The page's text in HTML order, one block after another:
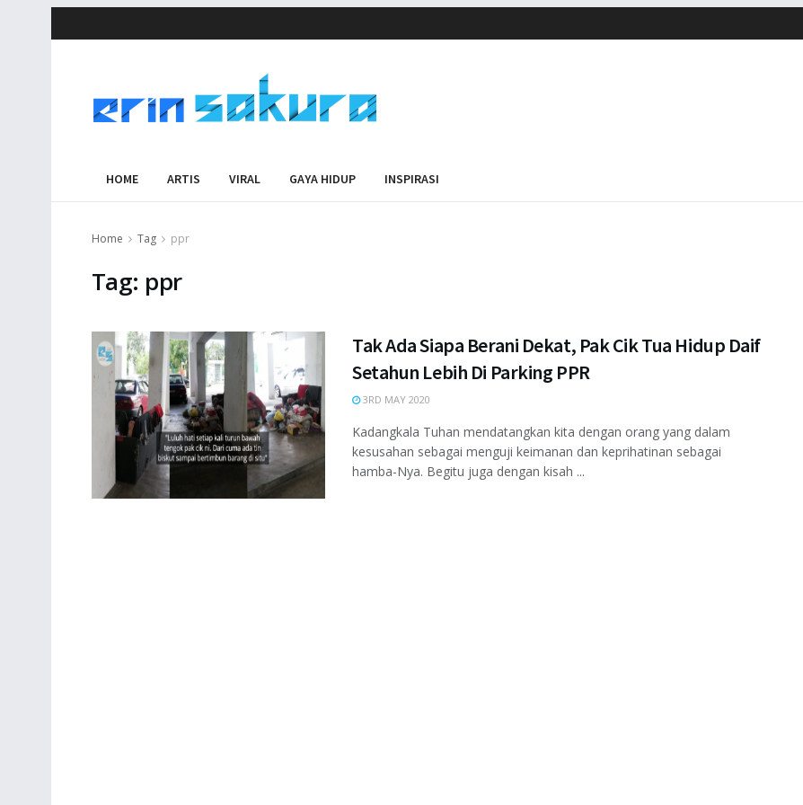
HOME ARTIS VIRAL GAYA HIDUP INSPIRASI
Home Tag ppr
Tag: ppr
Tak Ada Siapa Berani Dekat, Pak Cik Tua Hidup Daif
Setahun Lebih Di Parking PPR
3RD MAY 2020
Kadangkala Tuhan mendatangkan kita dengan orang yang dalam
kesusahan sebagai menguji keimanan dan keprihatinan sebagai
hamba-Nya. Begitu juga dengan kisah ...